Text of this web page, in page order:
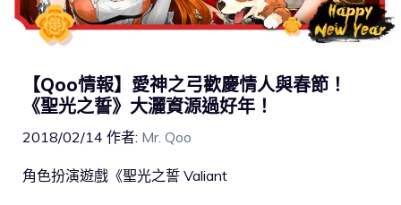
【Qoo情報】愛神之弓歡慶情人與春節！
《聖光之誓》大灑資源過好年！
2018/02/14 作者: Mr. Qoo
角色扮演遊戲《聖光之誓 Valiant